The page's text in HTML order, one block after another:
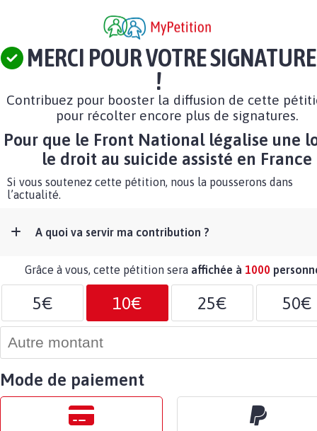
MERCI POUR VOTRE SIGNATURE
!
Contribuez pour booster la diffusion de cette
pour récolter encore plus de signatures.
Pour que le Front National légalise une
le droit au suicide assisté en France
Si vous soutenez cette pétition, nous la pousserons dans
l’actualité.
A quoi va servir ma contribution ?
Grâce à vous, cette pétition sera affichée à 1000
5€ 10€ 25€ 50€
Mode de paiement